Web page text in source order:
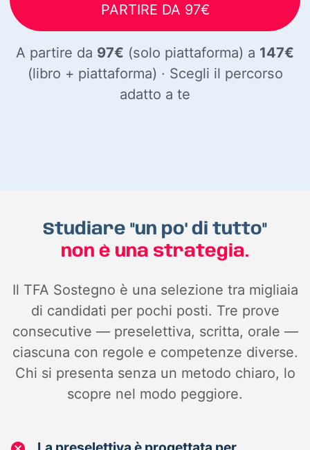
PARTIRE DA 97€
A partire da 97€ (solo piattaforma) a 147€
(libro + piattaforma) · Scegli il percorso
adatto a te
Studiare "un po' di tutto"
non è una strategia.
Il TFA Sostegno è una selezione tra migliaia
di candidati per pochi posti. Tre prove
consecutive — preselettiva, scritta, orale —
ciascuna con regole e competenze diverse.
Chi si presenta senza un metodo chiaro, lo
scopre nel modo peggiore.